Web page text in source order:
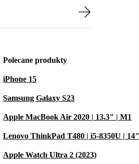
Polecane produkty
iPhone 15
Samsung Galaxy S23
Apple MacBook Air 2020 | 13.3" | M1
Lenovo ThinkPad T480 | i5-8350U | 14"
Apple Watch Ultra 2 (2023)